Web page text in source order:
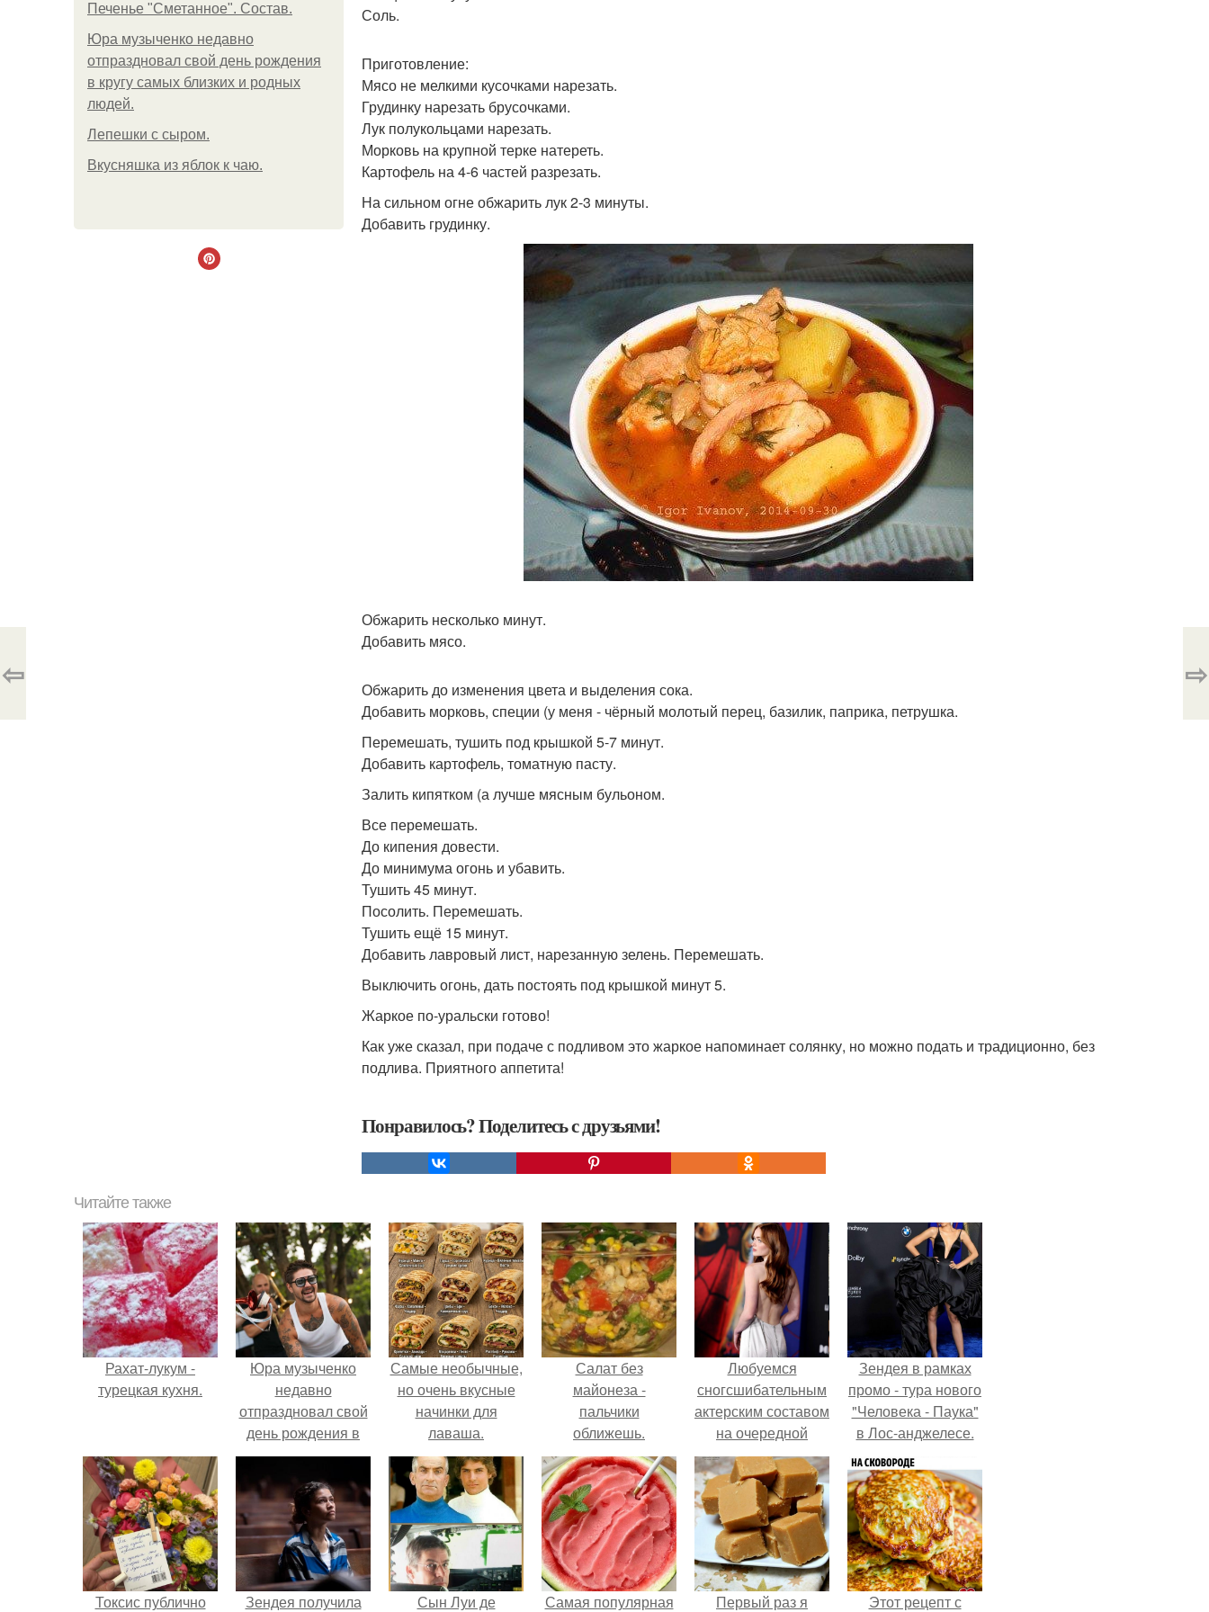
Печенье "Сметанное". Состав.
Юра музыченко недавно
отпраздновал свой день рождения
в кругу самых близких и родных
людей.
Лепешки с сыром.
Вкусняшка из яблок к чаю.
Соль.
Приготовление:
Мясо не мелкими кусочками нарезать.
Грудинку нарезать брусочками.
Лук полукольцами нарезать.
Морковь на крупной терке натереть.
Картофель на 4-6 частей разрезать.
На сильном огне обжарить лук 2-3 минуты.
Добавить грудинку.
Обжарить несколько минут.
Добавить мясо.
Обжарить до изменения цвета и выделения сока.
Добавить морковь, специи (у меня - чёрный молотый перец, базилик, паприка, петрушка.
Перемешать, тушить под крышкой 5-7 минут.
Добавить картофель, томатную пасту.
Залить кипятком (а лучше мясным бульоном.
Все перемешать.
До кипения довести.
До минимума огонь и убавить.
Тушить 45 минут.
Посолить. Перемешать.
Тушить ещё 15 минут.
Добавить лавровый лист, нарезанную зелень. Перемешать.
Выключить огонь, дать постоять под крышкой минут 5.
Жаркое по-уральски готово!
Как уже сказал, при подаче с подливом это жаркое напоминает солянку, но можно подать и традиционно, без
подлива. Приятного аппетита!
Понравилось? Поделитесь с друзьями!
⇦ ⇨
Читайте также
Рахат-лукум -
турецкая кухня.
Юра музыченко
недавно
отпраздновал свой
день рождения в
кругу самых
близких и родных
людей.
Самые необычные,
но очень вкусные
начинки для
лаваша.
Салат без
майонеза -
пальчики
оближешь.
Любуемся
сногсшибательным
актерским составом
на очередной
премьере нового
человека - паука.
Зендея в рамках
промо - тура нового
"Человека - Паука"
в Лос-анджелесе.
Токсис публично Зендея получила Сын Луи де Самая популярная Первый раз я Этот рецепт с